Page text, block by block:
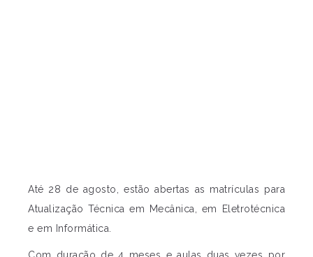
Até 28 de agosto, estão abertas as matrículas para
Atualização Técnica em Mecânica, em Eletrotécnica
e em Informática.